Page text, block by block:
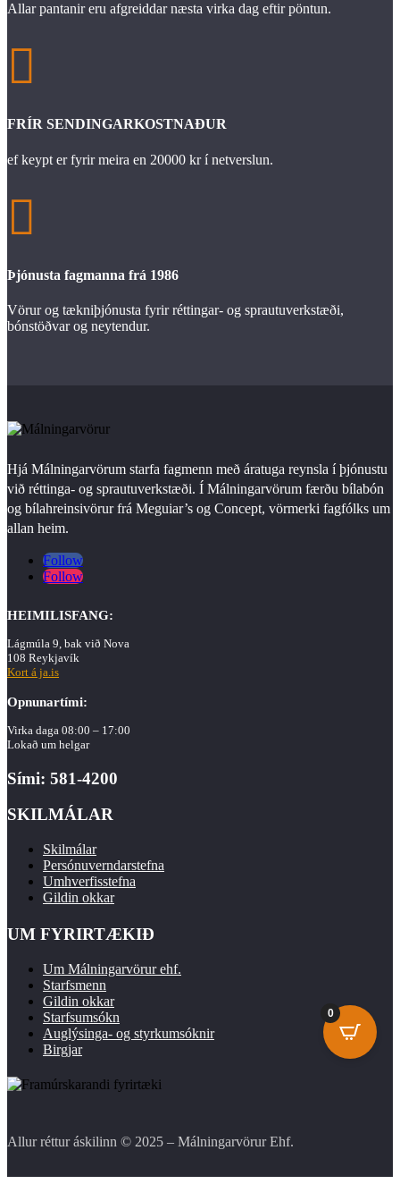
Allar pantanir eru afgreiddar næsta virka dag eftir pöntun.

FRÍR SENDINGARKOSTNAÐUR
ef keypt er fyrir meira en 20000 kr í netverslun.

Þjónusta fagmanna frá 1986
Vörur og tækniþjónusta fyrir réttingar- og sprautuverkstæði,
bónstöðvar og neytendur.
Hjá Málningarvörum starfa fagmenn með áratuga reynsla í þjónustu
við réttinga- og sprautuverkstæði. Í Málningarvörum færðu bílabón
og bílahreinsivörur frá Meguiar’s og Concept, vörmerki fagfólks um
allan heim.
Follow
Follow
HEIMILISFANG:
Lágmúla 9, bak við Nova
108 Reykjavík
Kort á ja.is
Opnunartími:
Virka daga 08:00 – 17:00
Lokað um helgar
Sími: 581-4200
SKILMÁLAR
Skilmálar
Persónuverndarstefna
Umhverfisstefna
Gildin okkar
UM FYRIRTÆKIÐ
Um Málningarvörur ehf.
Starfsmenn
Gildin okkar
Starfsumsókn
Auglýsinga- og styrkumsóknir
Birgjar
Allur réttur áskilinn © 2025 – Málningarvörur Ehf.
0